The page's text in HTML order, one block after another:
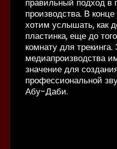
правильный подход в
производства. В
хотим услышать, как
пластинка, еще до
комнату для трекинга.
медиапроизводства
значение для
профессиональной
Абу-Даби.